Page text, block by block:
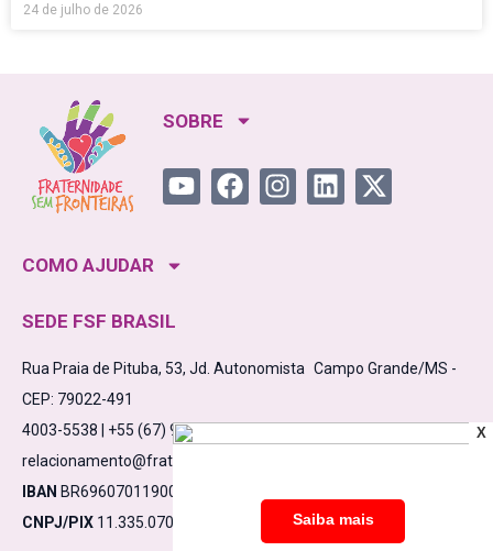
24 de julho de 2026
SOBRE
COMO AJUDAR
SEDE FSF BRASIL
Rua Praia de Pituba, 53, Jd. Autonomista Campo Grande/MS -
CEP: 79022-491
4003-5538 | +55 (67) 98475-5638
relacionamento@fraternidadesemfronteiras.org.br
IBAN BR6960701190000910000532861C1
CNPJ/PIX 11.335.070/0001-17
X